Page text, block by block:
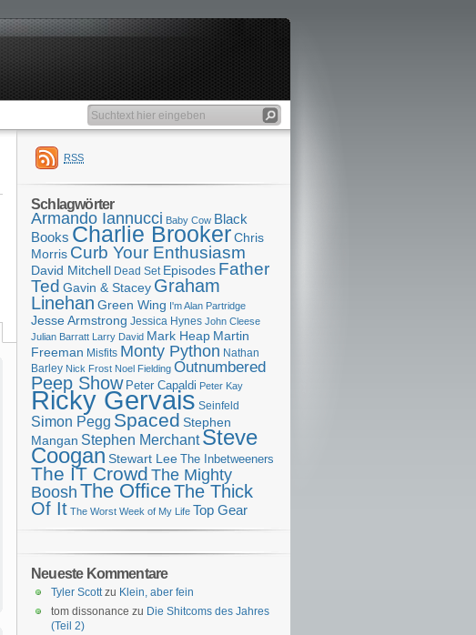
RSS
Schlagwörter
Armando Iannucci Baby Cow Black
Books Charlie BrookerChris
Morris Curb Your Enthusiasm
David Mitchell Dead Set Episodes Father
Ted Gavin & Stacey Graham
Linehan Green Wing I'm Alan Partridge
Jesse Armstrong Jessica Hynes John Cleese
Julian Barratt Larry David Mark Heap Martin
Freeman Misfits Monty Python Nathan
Barley Nick Frost Noel Fielding Outnumbered
Peep Show Peter Capaldi Peter Kay
Ricky Gervais Seinfeld
Simon Pegg Spaced Stephen
Mangan Stephen Merchant Steve
CooganStewart Lee The Inbetweeners
The IT Crowd The Mighty
Boosh The OfficeThe Thick
Of It The Worst Week of My Life Top Gear
Neueste Kommentare
Tyler Scottzu Klein, aber fein
tom dissonance zu Die Shitcoms des Jahres
(Teil 2)